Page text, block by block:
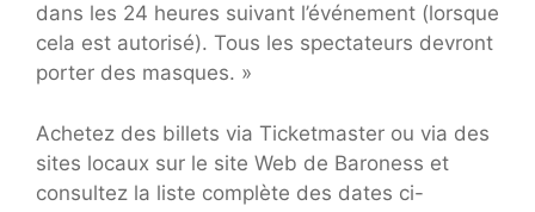
dans les 24 heures suivant l’événement (lorsque
cela est autorisé). Tous les spectateurs devront
porter des masques. »
Achetez des billets via Ticketmaster ou via des
sites locaux sur le site Web de Baroness et
consultez la liste complète des dates ci-